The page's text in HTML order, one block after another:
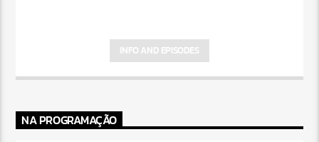
INFO AND EPISODES
NA PROGRAMAÇÃO